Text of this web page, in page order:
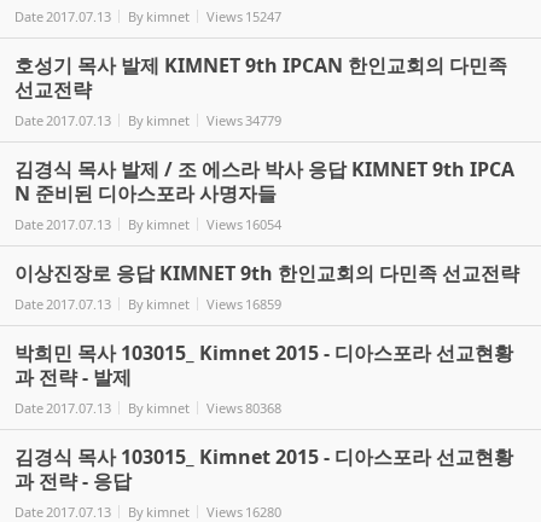
Date 2017.07.13 By kimnet Views 15247
호성기 목사 발제 KIMNET 9th IPCAN 한인교회의 다민족
선교전략
Date 2017.07.13 By kimnet Views 34779
김경식 목사 발제 / 조 에스라 박사 응답 KIMNET 9th IPCA
N 준비된 디아스포라 사명자들
Date 2017.07.13 By kimnet Views 16054
이상진장로 응답 KIMNET 9th 한인교회의 다민족 선교전략
Date 2017.07.13 By kimnet Views 16859
박희민 목사 103015_ Kimnet 2015 - 디아스포라 선교현황
과 전략 - 발제
Date 2017.07.13 By kimnet Views80368
김경식 목사 103015_ Kimnet 2015 - 디아스포라 선교현황
과 전략 - 응답
Date 2017.07.13 By kimnet Views 16280